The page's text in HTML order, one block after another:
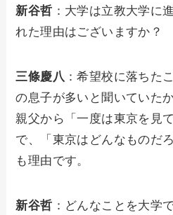
新谷哲 ：大学は立教大学に
れた理由はございますか？
三條慶八 ：希望校に落ちた
の息子が多いと聞いていた
親父から「一度は東京を見
で、「東京はどんなものだ
も理由です。
新谷哲 ：どんなことを大学